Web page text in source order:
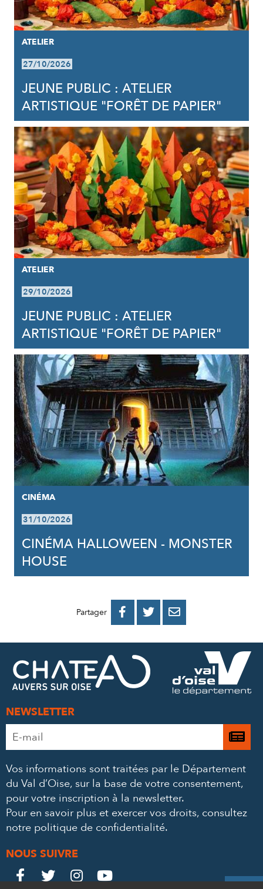
ATELIER
27/10/2026
JEUNE PUBLIC : ATELIER
ARTISTIQUE "FORÊT DE PAPIER"
ATELIER
29/10/2026
JEUNE PUBLIC : ATELIER
ARTISTIQUE "FORÊT DE PAPIER"
CINÉMA
31/10/2026
CINÉMA HALLOWEEN - MONSTER
HOUSE
Partager 
PARTAGER
FACEBOOK
PARTAGER
PARTAGER
MAIL
NEWSLETTER
Adresse
e-
*
Je
à
Vos informations sont traitées par le Département
du Val d’Oise, sur la base de votre consentement,
pour votre inscription à la newsletter.
Pour en savoir plus et exercer vos droits, consultez
notre politique de confidentialité.
NOUS SUIVRE
Le
 Le
 Le
 Le
